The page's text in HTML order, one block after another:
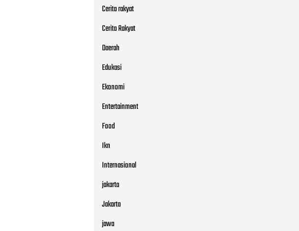
Cerita rakyat
Cerita Rakyat
Daerah
Edukasi
Ekonomi
Entertainment
Food
Ikn
Internasional
jakarta
Jakarta
jawa